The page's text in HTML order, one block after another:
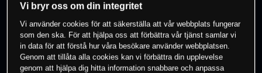
0% av kunderna har en position i detta
instrument
Vi bryr oss om din integritet
Vi använder cookies för att säkerställa att vår webbplats fungerar
som den ska. För att hjälpa oss att förbättra vår tjänst samlar vi
in data för att förstå hur våra besökare använder webbplatsen.
Genom att tillåta alla cookies kan vi förbättra din upplevelse
genom att hjälpa dig hitta information snabbare och anpassa